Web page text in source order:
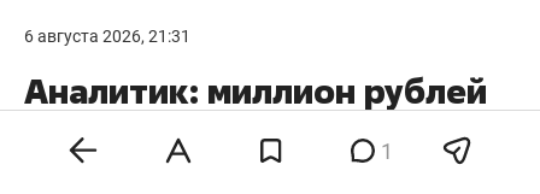
6 августа 2026, 21:31
Аналитик: миллион рублей
сейчас лучше вложить
в банковский депозит,
1